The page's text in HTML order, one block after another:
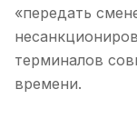
«передать
терминалов
времени.